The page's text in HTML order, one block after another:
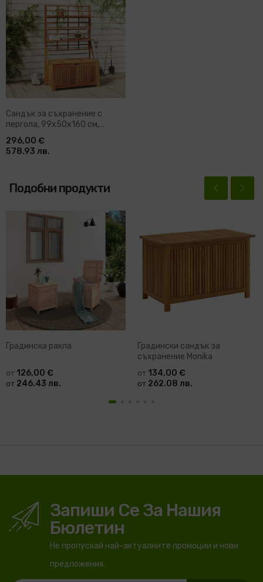
Сандък за съхранение с
пергола, 99x50x160 см,
акация масив
296,00 €
578.93 лв.
Подобни продукти
Градинска ракла
от 126,00 €
от 246.43 лв.
Градински сандък за
съхранение Monika
от 134,00 €
от 262.08 лв.
Запиши Се За Нашия
Бюлетин
Не пропускай най-актуалните промоции и нови
предложения.